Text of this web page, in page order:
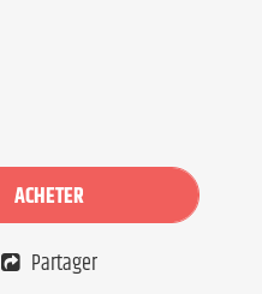
ACHETER
Partager